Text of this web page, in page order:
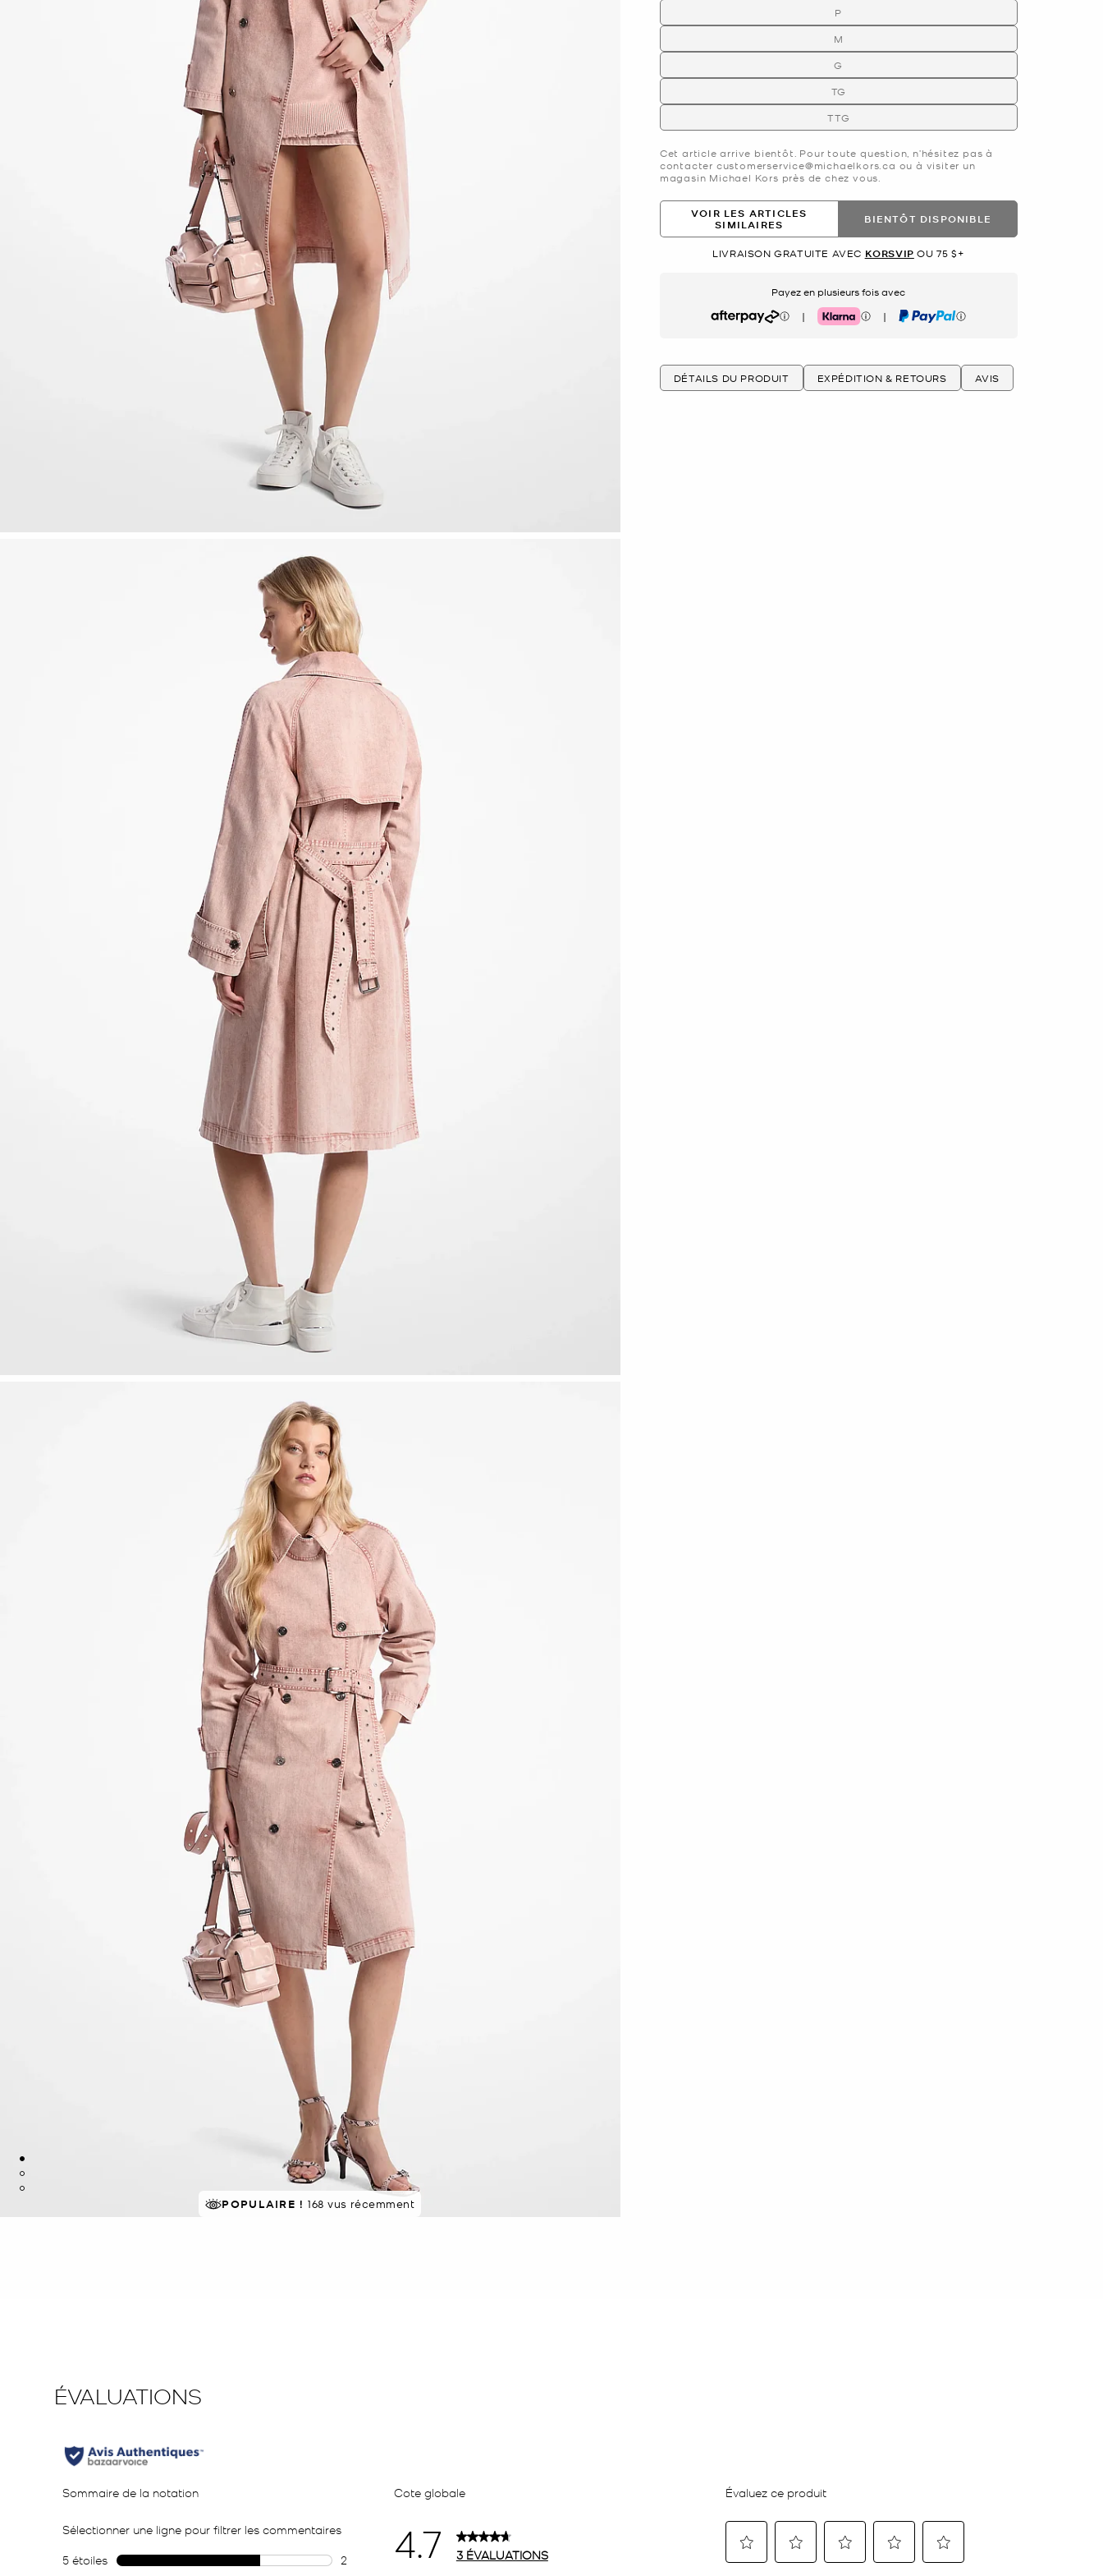
POPULAIRE ! 168 vus récemment
P
M
G
TG
TTG
Cet article arrive bientôt. Pour toute question, n’hésitez pas à
contacter customerservice@michaelkors.ca ou à visiter un
magasin Michael Kors près de chez vous.
VOIR LES ARTICLES
SIMILAIRES
BIENTÔT DISPONIBLE
LIVRAISON GRATUITE AVEC KORSVIP OU 75 $+
Payez en plusieurs fois avec
Afterpay | Klarna | PayPal
DÉTAILS DU PRODUIT EXPÉDITION & RETOURS AVIS